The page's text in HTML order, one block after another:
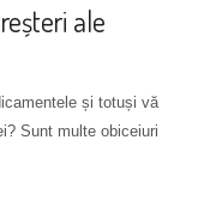
ale
și totuși vă
Sunt multe obiceiuri